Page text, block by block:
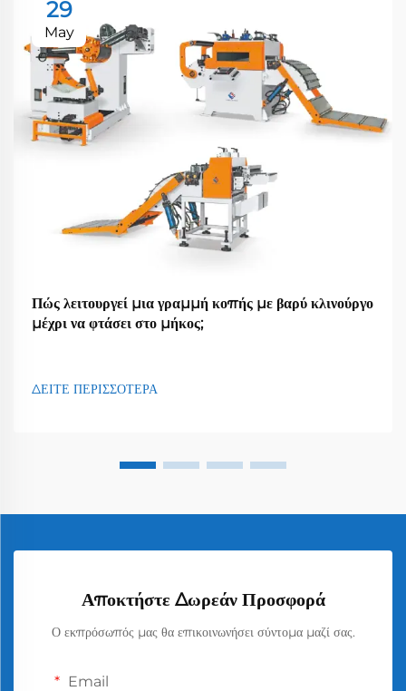
29
May
Πώς λειτουργεί μια γραμμή κοπής με βαρύ κλινούργο
μέχρι να φτάσει στο μήκος;
ΔΕΙΤΕ ΠΕΡΙΣΣΟΤΕΡΑ
Αποκτήστε Δωρεάν Προσφορά
Ο εκπρόσωπός μας θα επικοινωνήσει σύντομα μαζί σας.
Email